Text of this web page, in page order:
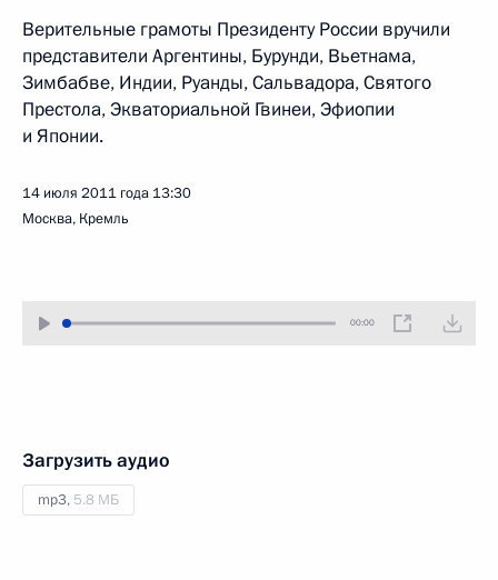
Верительные грамоты Президенту России вручили
представители Аргентины, Бурунди, Вьетнама,
Зимбабве, Индии, Руанды, Сальвадора, Святого
Престола, Экваториальной Гвинеи, Эфиопии
и Японии.
14 июля 2011 года 13:30
Москва, Кремль
00:00
Загрузить аудио
mp3, 5.8 МБ